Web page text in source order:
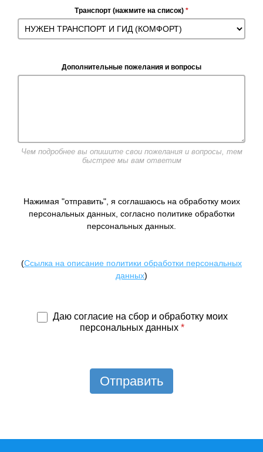
Транспорт (нажмите на список) *
Дополнительные пожелания и вопросы
Чем подробнее вы опишите свои пожелания и вопросы, тем
быстрее мы вам ответим
Нажимая "отправить", я соглашаюсь на обработку моих
персональных данных, согласно политике обработки
персональных данных.
(Ссылка на описание политики обработки персональных
данных)
Даю согласие на сбор и обработку моих
персональных данных *
Отправить